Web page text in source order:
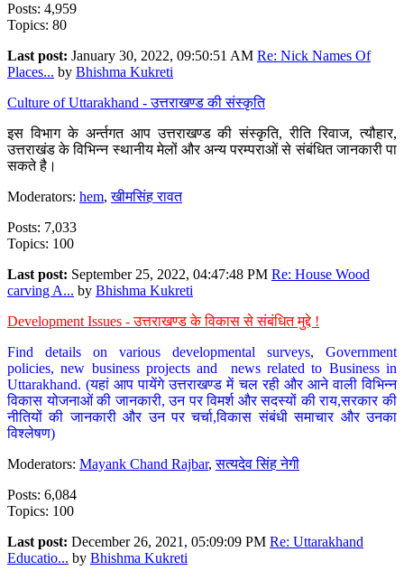
Posts: 4,959
Topics: 80
Last post: January 30, 2022, 09:50:51 AM Re: Nick Names Of
Places... by Bhishma Kukreti
Culture of Uttarakhand - उत्तराखण्ड की संस्कृति
इस विभाग के अर्न्तगत आप उत्तराखण्ड की संस्कृति, रीति रिवाज, त्यौहार,
उत्तराखंड के विभिन्न स्थानीय मेलों और अन्य परम्पराओं से संबंधित जानकारी पा
सकते है।
Moderators: hem,खीमसिंह रावत
Posts: 7,033
Topics: 100
Last post: September 25, 2022, 04:47:48 PM Re: House Wood
carving A... by Bhishma Kukreti
Development Issues - उत्तराखण्ड के विकास से संबंधित मुद्दे !
Find details on various developmental surveys, Government
policies, new business projects and news related to Business in
Uttarakhand. (यहां आप पायेंगे उत्तराखण्ड में चल रही और आने वाली विभिन्न
विकास योजनाओं की जानकारी, उन पर विमर्श और सदस्यों की राय,सरकार की
नीतियों की जानकारी और उन पर चर्चा,विकास संबंधी समाचार और उनका
विश्लेषण)
Moderators: Mayank Chand Rajbar,सत्यदेव सिंह नेगी
Posts: 6,084
Topics: 100
Last post: December 26, 2021, 05:09:09 PM Re: Uttarakhand
Educatio... by Bhishma Kukreti